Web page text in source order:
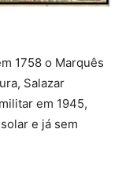
1758 o Marquês
Salazar
em 1945,
e já sem